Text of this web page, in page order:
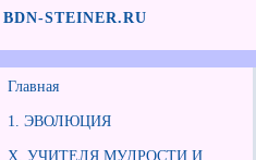
BDN-STEINER.RU
Главная
1. ЭВОЛЮЦИЯ
X. УЧИТЕЛЯ МУДРОСТИ И